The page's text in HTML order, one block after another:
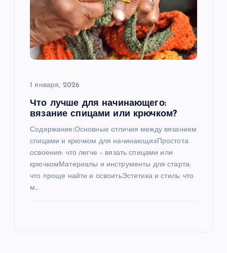
1 января, 2026
Что лучше для начинающего:
вязание спицами или крючком?
Содержание:Основные отличия между вязанием
спицами и крючком для начинающихПростота
освоения: что легче – вязать спицами или
крючкомМатериалы и инструменты для старта:
что проще найти и освоитьЭстетика и стиль: что
м…